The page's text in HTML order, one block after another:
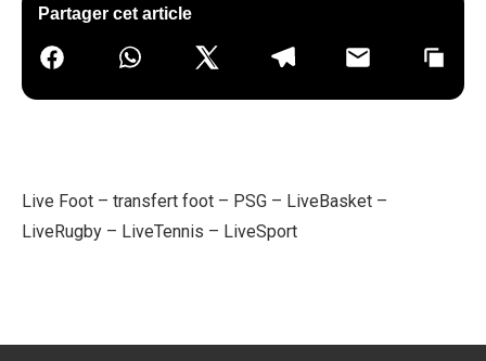
Partager cet article
Live Foot – transfert foot – PSG – LiveBasket –
LiveRugby – LiveTennis – LiveSport